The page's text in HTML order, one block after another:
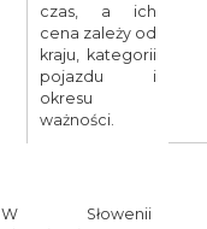
czas, a ich
cena zależy od
kraju, kategorii
pojazdu i
okresu
ważności.
W Słowenii